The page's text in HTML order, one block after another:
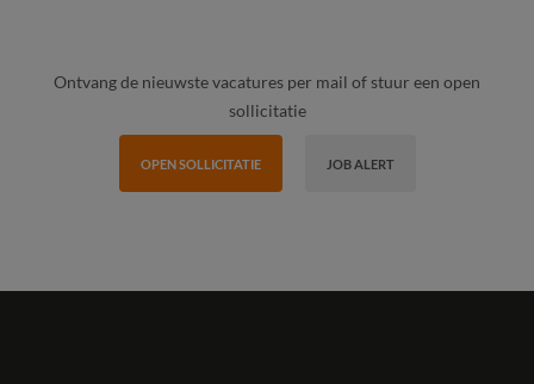
Ontvang de nieuwste vacatures per mail of stuur een open
sollicitatie
OPEN SOLLICITATIE JOB ALERT